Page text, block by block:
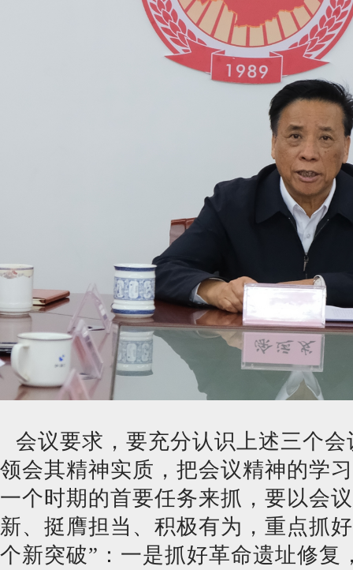
会议要求，要充分认识上述三个
领会其精神实质，把会议精神的学
一个时期的首要任务来抓，要以会
新、挺膺担当、积极有为，重点抓
个新突破”：一是抓好革命遗址修复